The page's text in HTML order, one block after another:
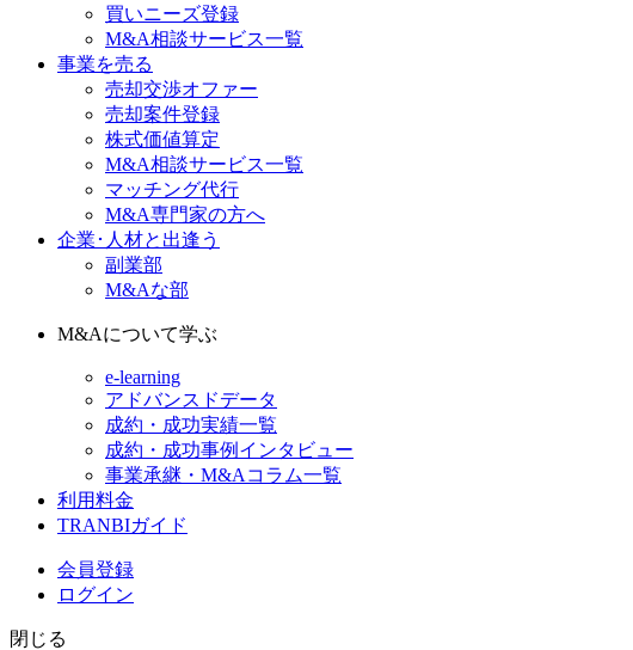
買いニーズ登録
M&A相談サービス一覧
事業を売る
売却交渉オファー
売却案件登録
株式価値算定
M&A相談サービス一覧
マッチング代行
M&A専門家の方へ
企業･人材と出逢う
副業部
M&Aな部
M&Aについて学ぶ
e-learning
アドバンスドデータ
成約・成功実績一覧
成約・成功事例インタビュー
事業承継・M&Aコラム一覧
利用料金
TRANBIガイド
会員登録
ログイン
閉じる